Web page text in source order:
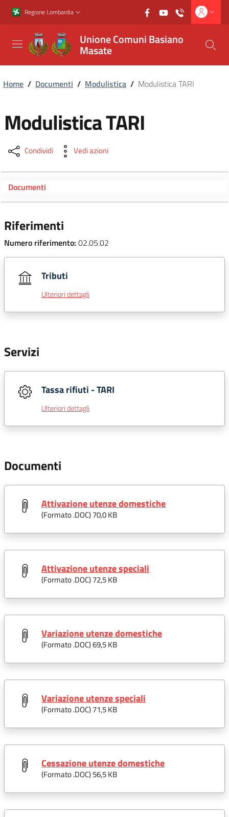
Vai al contenuto principale
Vai al footer
Regione Lombardia
Unione Comuni Basiano
Masate
Home / Documenti / Modulistica / Modulistica TARI
Modulistica TARI
Condividi Vedi azioni
Documenti
Riferimenti
Numero riferimento: 02.05.02
Tributi
Ulteriori dettagli
Servizi
Tassa rifiuti - TARI
Ulteriori dettagli
Documenti
Attivazione utenze domestiche
(Formato .DOC) 70,0 KB
Attivazione utenze speciali
(Formato .DOC) 72,5 KB
Variazione utenze domestiche
(Formato .DOC) 69,5 KB
Variazione utenze speciali
(Formato .DOC) 71,5 KB
Cessazione utenze domestiche
(Formato .DOC) 56,5 KB